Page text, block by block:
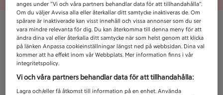
anges under ”Vi och våra partners behandlar data för att tillhandahålla”.
Om du väljer Avvisa alla eller återkallar ditt samtycke inaktiveras de. Om
spårare är inaktiverade kan visst innehåll och vissa annonser som du ser
vara mindre relevanta för dig. Du kan återkomma till denna meny för att
ändra dina val eller återkalla ditt samtycke när som helst genom att klicka
på länken Anpassa cookieinställningar längst ned på webbsidan. Dina val
kommer att ha effekt inom vår Webbplats. Mer information finns i vår
integritetspolicy.
Vi och våra partners behandlar data för att tillhandahålla:
Lagra och/eller få åtkomst till information på en enhet. Använda